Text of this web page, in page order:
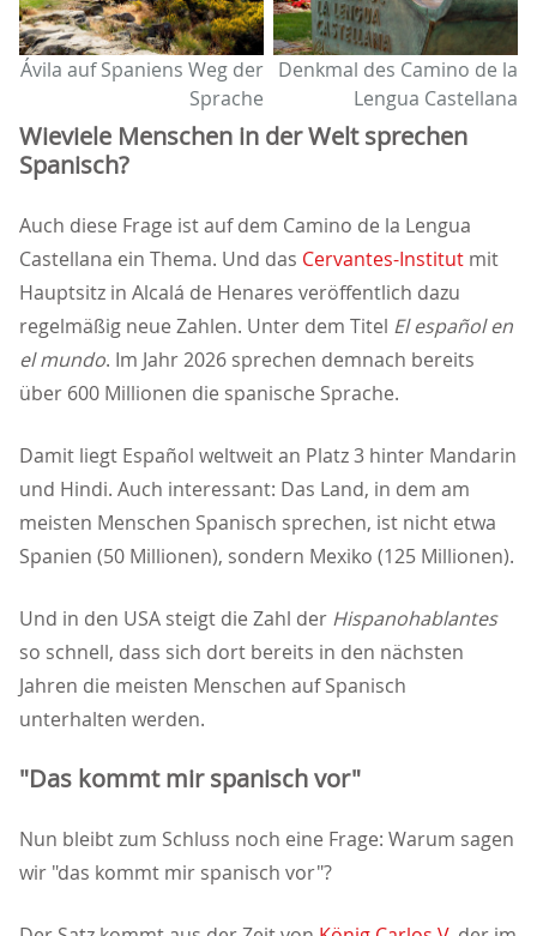
Ávila auf Spaniens Weg der
Sprache
Denkmal des Camino de la
Lengua Castellana
Wieviele Menschen in der Welt sprechen
Spanisch?
Auch diese Frage ist auf dem Camino de la Lengua
Castellana ein Thema. Und das Cervantes-Institut mit
Hauptsitz in Alcalá de Henares veröffentlich dazu
regelmäßig neue Zahlen. Unter dem Titel El español en
el mundo. Im Jahr 2026 sprechen demnach bereits
über 600 Millionen die spanische Sprache.
Damit liegt Español weltweit an Platz 3 hinter Mandarin
und Hindi. Auch interessant: Das Land, in dem am
meisten Menschen Spanisch sprechen, ist nicht etwa
Spanien (50 Millionen), sondern Mexiko (125 Millionen).
Und in den USA steigt die Zahl der Hispanohablantes
so schnell, dass sich dort bereits in den nächsten
Jahren die meisten Menschen auf Spanisch
unterhalten werden.
"Das kommt mir spanisch vor"
Nun bleibt zum Schluss noch eine Frage: Warum sagen
wir "das kommt mir spanisch vor"?